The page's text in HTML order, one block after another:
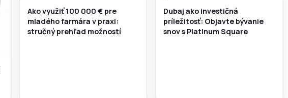
Ako využiť 100 000 € pre
mladého farmára v praxi:
stručný prehľad možností
Dubaj ako investičná
príležitosť: Objavte bývanie
snov s Platinum Square